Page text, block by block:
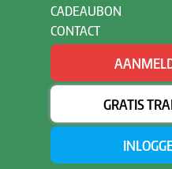
CADEAUBON
CONTACT
GRATIS